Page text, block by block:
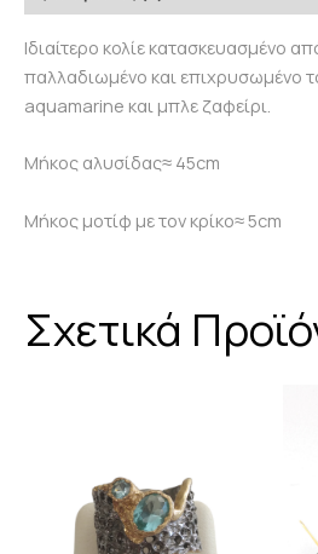
Ιδιαίτερο κολίε κατασκευασμένο
παλλαδιωμένο και επιχρυσωμένο
aquamarine και μπλε ζαφείρι.
Μήκος αλυσίδας≈ 45cm
Μήκος μοτίφ με τον κρίκο≈ 5cm
Σχετικά